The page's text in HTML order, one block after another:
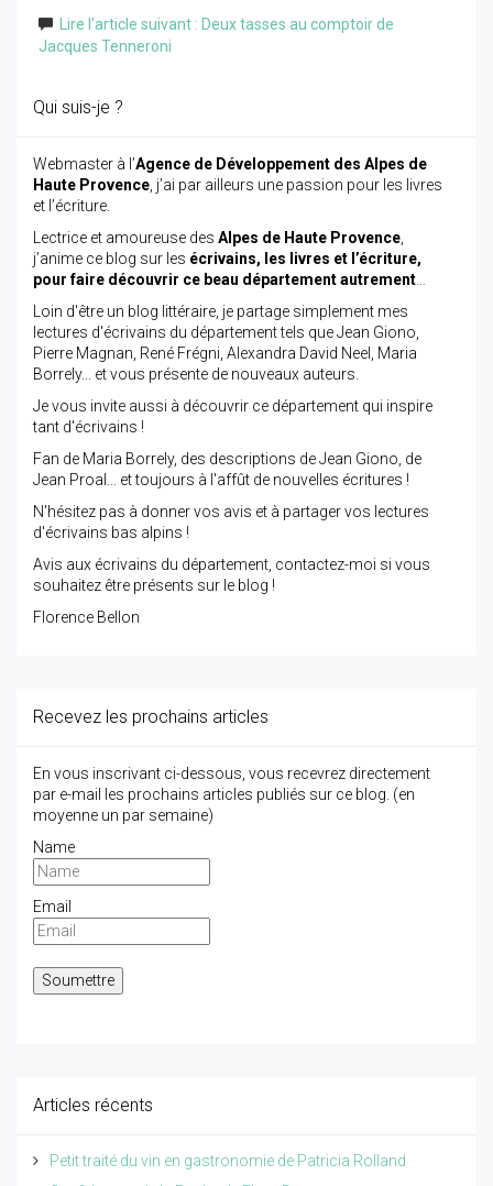
Lire l'article suivant : Deux tasses au comptoir de
Jacques Tenneroni
Qui suis-je ?
Webmaster à l’Agence de Développement des Alpes de
Haute Provence , j’ai par ailleurs une passion pour les livres
et l’écriture.
Lectrice et amoureuse des Alpes de Haute Provence
j’anime ce blog sur les écrivains, les livres et l’écriture,
pour faire découvrir ce beau département autrement
Loin d'être un blog littéraire, je partage simplement mes
lectures d'écrivains du département tels que Jean Giono,
Pierre Magnan, René Frégni, Alexandra David Neel, Maria
Borrely... et vous présente de nouveaux auteurs.
Je vous invite aussi à découvrir ce département qui inspire
tant d'écrivains !
Fan de Maria Borrely, des descriptions de Jean Giono, de
Jean Proal... et toujours à l'affût de nouvelles écritures !
N'hésitez pas à donner vos avis et à partager vos lectures
d'écrivains bas alpins !
Avis aux écrivains du département, contactez-moi si vous
souhaitez être présents sur le blog !
Florence Bellon
Recevez les prochains articles
En vous inscrivant ci-dessous, vous recevrez directement
par e-mail les prochains articles publiés sur ce blog. (en
moyenne un par semaine)
Name
Email
Articles récents
Petit traité du vin en gastronomie de Patricia Rolland